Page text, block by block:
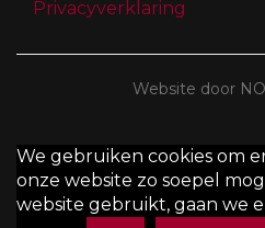
Privacyverklaring
Website door
We gebruiken cookies om
onze website zo soepel
website gebruikt, gaan we